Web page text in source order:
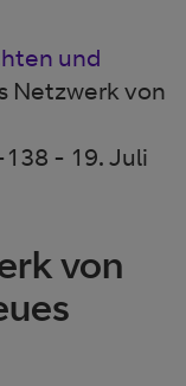
und
Netzwerk von
138 - 19. Juli
von